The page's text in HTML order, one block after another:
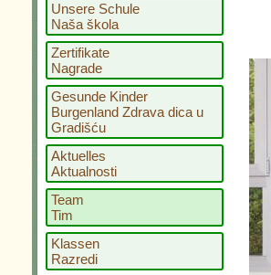
Unsere Schule
Naša škola
Zertifikate
Nagrade
Gesunde Kinder
Burgenland Zdrava dica u
Gradišću
Aktuelles
Aktualnosti
Team
Tim
Klassen
Razredi